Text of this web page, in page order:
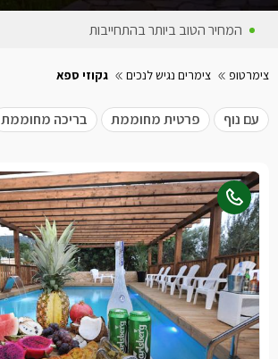
המחירים באתר כוללים מע״מ
צימרטופ צימרים נגיש לנכים גקוזי ספא
עם נוף פרטית מחוממת בריכה מחוממת